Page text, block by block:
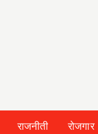
राजनीती रोजगार